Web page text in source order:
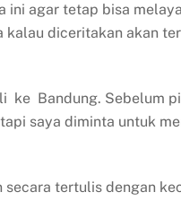
agar tetap bisa
kalau diceritakan akan
Bandung. Sebelum
saya diminta untuk
tertulis dengan